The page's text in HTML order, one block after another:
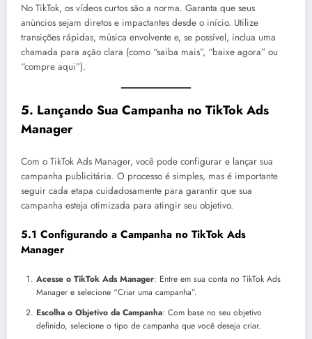
No TikTok, os vídeos curtos são a norma. Garanta que seus
anúncios sejam diretos e impactantes desde o início. Utilize
transições rápidas, música envolvente e, se possível, inclua uma
chamada para ação clara (como “saiba mais”, “baixe agora” ou
“compre aqui”).
5. Lançando Sua Campanha no TikTok Ads
Manager
Com o TikTok Ads Manager, você pode configurar e lançar sua
campanha publicitária. O processo é simples, mas é importante
seguir cada etapa cuidadosamente para garantir que sua
campanha esteja otimizada para atingir seu objetivo.
5.1 Configurando a Campanha no TikTok Ads
Manager
Acesse o TikTok Ads Manager: Entre em sua conta no TikTok Ads
Manager e selecione “Criar uma campanha”.
Escolha o Objetivo da Campanha: Com base no seu objetivo
definido, selecione o tipo de campanha que você deseja criar.